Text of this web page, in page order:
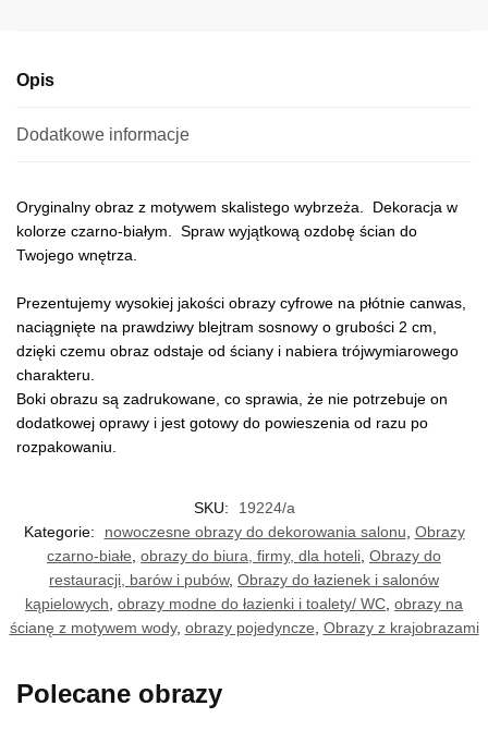
Opis
Dodatkowe informacje
Oryginalny obraz z motywem skalistego wybrzeża. Dekoracja w
kolorze czarno-białym. Spraw wyjątkową ozdobę ścian do
Twojego wnętrza.
Prezentujemy wysokiej jakości obrazy cyfrowe na płótnie canwas,
naciągnięte na prawdziwy blejtram sosnowy o grubości 2 cm,
dzięki czemu obraz odstaje od ściany i nabiera trójwymiarowego
charakteru.
Boki obrazu są zadrukowane, co sprawia, że nie potrzebuje on
dodatkowej oprawy i jest gotowy do powieszenia od razu po
rozpakowaniu.
SKU:
19224/a
Kategorie:
nowoczesne obrazy do dekorowania salonu Obrazy
czarno-białe obrazy do biura, firmy, dla hoteli Obrazy do
restauracji, barów i pubów, Obrazy do łazienek i salonów
kąpielowych obrazy modne do łazienki i toalety/ WC obrazy na
ścianę z motywem wody, obrazy pojedyncze Obrazy z krajobrazami
Polecane obrazy